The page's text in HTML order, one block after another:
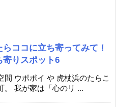
ココに立ち寄ってみて！
寄りスポット6
間 ウポポイ や 虎杖浜のたらこ
。 我が家は「心のリ ...